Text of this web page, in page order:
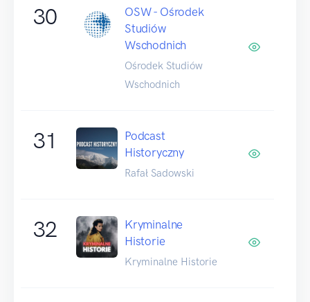
30
OSW - Ośrodek
Studiów
Wschodnich
Ośrodek Studiów
Wschodnich
31
Podcast
Historyczny
Rafał Sadowski
32
Kryminalne
Historie
Kryminalne Historie